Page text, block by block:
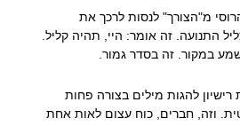
מ"הצורך" לנסות לרכך את
התנועה. זה אומר: היי, תהיה קליל.
במקור. זה בסדר גמור.
רישיון להגות מילים בצורה פחות
וזה, חברים, כוח עצום לאות אחת